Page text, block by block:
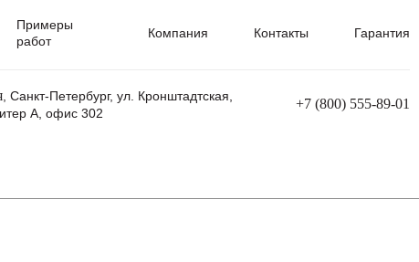
Примеры
работ
Компания Контакты Гарантия
, Санкт-Петербург, ул. Кронштадтская,
А, офис 302
+7 (800) 555-89-01